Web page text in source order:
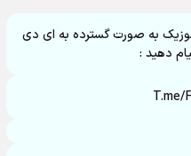
به صورت گسترده به ای دی
دهید :
T.me/